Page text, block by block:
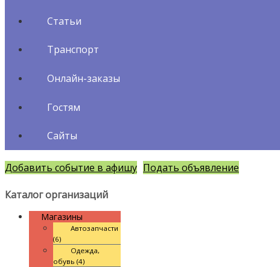
Статьи
Транспорт
Онлайн-заказы
Гостям
Сайты
Добавить событие в афишу Подать объявление
Каталог организаций
Магазины
Автозапчасти
(6)
Одежда,
обувь (4)